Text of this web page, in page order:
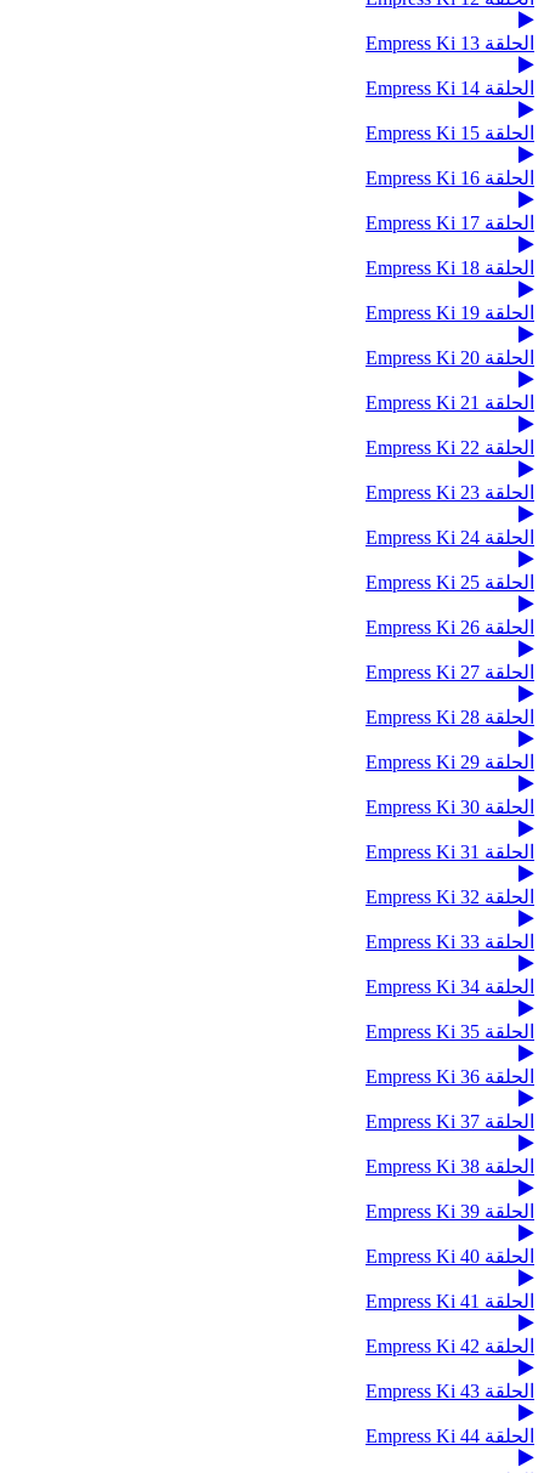
الحلقة 13 Empress Ki
الحلقة 14 Empress Ki
الحلقة 15 Empress Ki
الحلقة 16 Empress Ki
الحلقة 17 Empress Ki
الحلقة 18 Empress Ki
الحلقة 19 Empress Ki
الحلقة 20 Empress Ki
الحلقة 21 Empress Ki
الحلقة 22 Empress Ki
الحلقة 23 Empress Ki
الحلقة 24 Empress Ki
الحلقة 25 Empress Ki
الحلقة 26 Empress Ki
الحلقة 27 Empress Ki
الحلقة 28 Empress Ki
الحلقة 29 Empress Ki
الحلقة 30 Empress Ki
الحلقة 31 Empress Ki
الحلقة 32 Empress Ki
الحلقة 33 Empress Ki
الحلقة 34 Empress Ki
الحلقة 35 Empress Ki
الحلقة 36 Empress Ki
الحلقة 37 Empress Ki
الحلقة 38 Empress Ki
الحلقة 39 Empress Ki
الحلقة 40 Empress Ki
الحلقة 41 Empress Ki
الحلقة 42 Empress Ki
الحلقة 43 Empress Ki
الحلقة 44 Empress Ki